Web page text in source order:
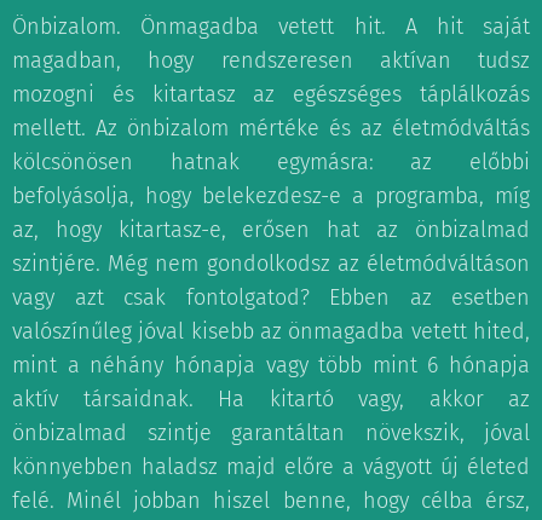
Önbizalom. Önmagadba vetett hit. A hit saját
magadban, hogy rendszeresen aktívan tudsz
mozogni és kitartasz az egészséges táplálkozás
mellett. Az önbizalom mértéke és az életmódváltás
kölcsönösen hatnak egymásra: az előbbi
befolyásolja, hogy belekezdesz-e a programba, míg
az, hogy kitartasz-e, erősen hat az önbizalmad
szintjére. Még nem gondolkodsz az életmódváltáson
vagy azt csak fontolgatod? Ebben az esetben
valószínűleg jóval kisebb az önmagadba vetett hited,
mint a néhány hónapja vagy több mint 6 hónapja
aktív társaidnak. Ha kitartó vagy, akkor az
önbizalmad szintje garantáltan növekszik, jóval
könnyebben haladsz majd előre a vágyott új életed
felé. Minél jobban hiszel benne, hogy célba érsz,